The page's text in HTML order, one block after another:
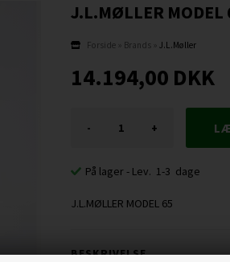
J.L.MØLLER
Forside» Brands» J.L.Møller
14.194,00 DKK
- +
På lager - Lev. 1-3 dage
J.L.MØLLER MODEL 65
BESKRIVELSE